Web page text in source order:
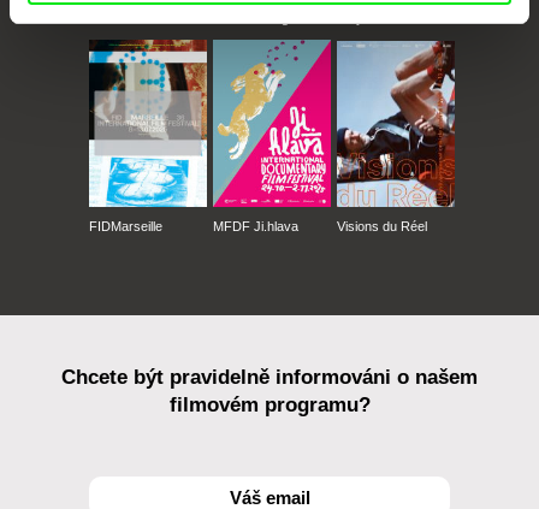
FIDMarseille MFDF Ji.hlava Visions du Réel
Chcete být pravidelně informováni o našem
filmovém programu?